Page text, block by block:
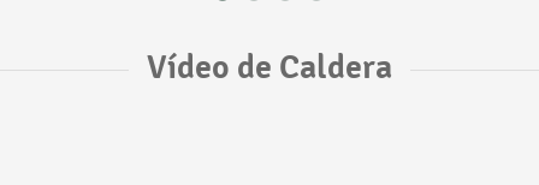
Vídeo de Caldera